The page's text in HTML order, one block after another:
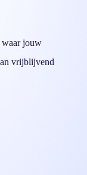
waar jouw
vrijblijvend